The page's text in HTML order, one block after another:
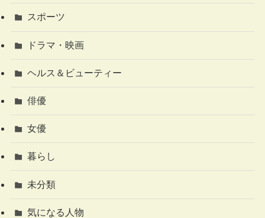
スポーツ
ドラマ・映画
ヘルス＆ビューティー
俳優
女優
暮らし
未分類
気になる人物